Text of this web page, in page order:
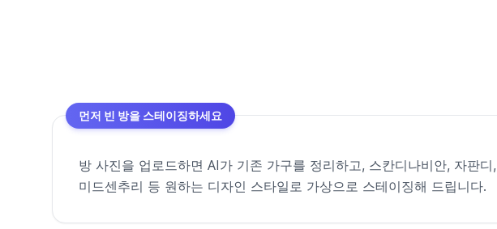
먼저 빈 방을 스테이징하세요
방 사진을 업로드하면 AI가 기존 가구를 정리하고, 스칸디나비안, 자판디,
미드센추리 등 원하는 디자인 스타일로 가상으로 스테이징해 드립니다.